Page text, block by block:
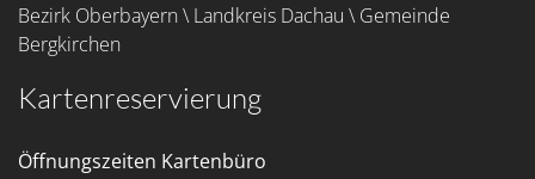
Bezirk Oberbayern \ Landkreis Dachau \ Gemeinde
Bergkirchen
Kartenreservierung
Öffnungszeiten Kartenbüro